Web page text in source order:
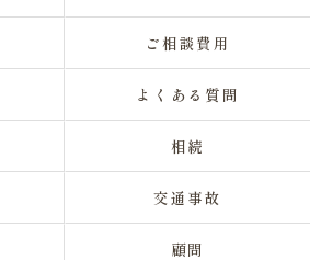
ご相談費用
よくある質問
相続
交通事故
顧問